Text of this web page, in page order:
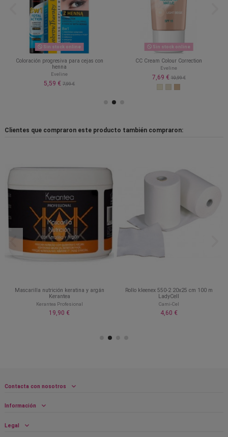
Sin stock online
Coloración progresiva para cejas con
henna
Eveline
5,59 € 7,99 €
Sin stock online
CC Cream Colour Correction
Eveline
7,69 €10,99 €
Clientes que compraron este producto también compraron:
Mascarilla nutrición keratina y argán
Kerantea
Kerantea Profesional
19,90 €
Rollo kleenex 550-2 20x25 cm 100 m
LadyCell
Cami-Cel
4,60 €
Contacta con nosotros
Información
Legal